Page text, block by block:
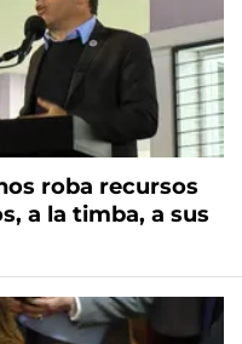
roba recursos
a la timba, a sus